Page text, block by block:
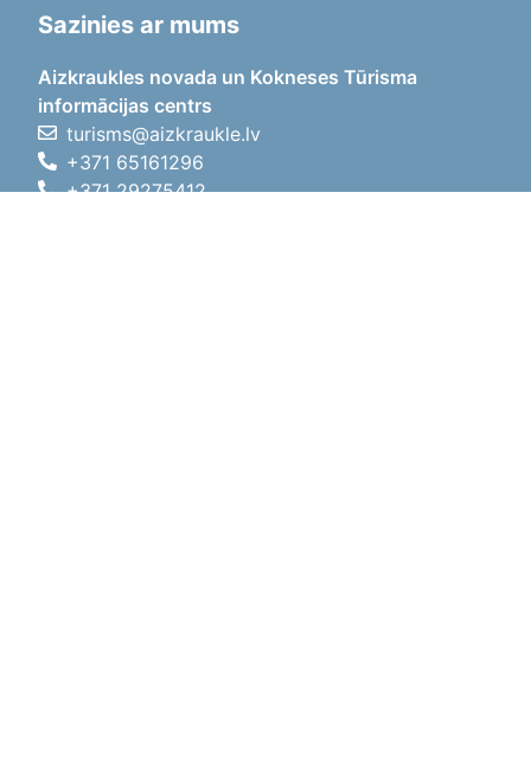
Sazinies ar mums
Aizkraukles novada un Kokneses Tūrisma
informācijas centrs
turisms@aizkraukle.lv
+371 65161296
+371 29275412